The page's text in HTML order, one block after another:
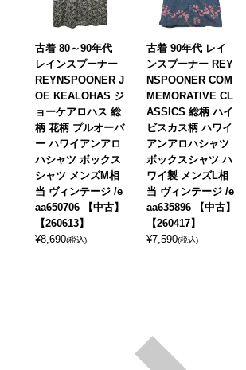
古着 80～90年代
レインスプーナー
REYNSPOONER J
OE KEALOHAS ジ
ョーケアロハス 総
柄 花柄 プルオーバ
ー ハワイアンアロ
ハシャツ ボックス
シャツ メンズM相
当 ヴィンテージ /e
aa650706 【中古】
【260613】
¥8,690(税込)
古着 90年代 レイ
ンスプーナー REY
NSPOONER COM
MEMORATIVE CL
ASSICS 総柄 ハイ
ビスカス柄 ハワイ
アンアロハシャツ
ボックスシャツ ハ
ワイ製 メンズL相
当 ヴィンテージ /e
aa635896 【中古】
【260417】
¥7,590(税込)